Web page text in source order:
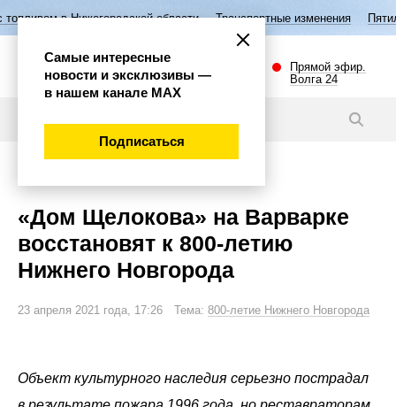
области Транспортные изменения Пятилетие семьи в
Прямой эфир.
Волга 24
«Дом Щелокова» на Варварке
восстановят к 800-летию
Нижнего Новгорода
23 апреля 2021 года, 17:26 Тема: 800-летие Нижнего Новгорода
Объект культурного наследия серьезно пострадал
Самые интересные
новости и эксклюзивы —
в нашем канале МАХ
Подписаться